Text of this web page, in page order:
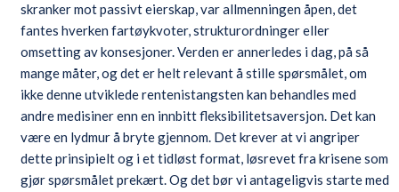
skranker mot passivt eierskap, var allmenningen åpen, det
fantes hverken fartøykvoter, strukturordninger eller
omsetting av konsesjoner. Verden er annerledes i dag, på så
mange måter, og det er helt relevant å stille spørsmålet, om
ikke denne utviklede rentenistangsten kan behandles med
andre medisiner enn en innbitt fleksibilitetsaversjon. Det kan
være en lydmur å bryte gjennom. Det krever at vi angriper
dette prinsipielt og i et tidløst format, løsrevet fra krisene som
gjør spørsmålet prekært. Og det bør vi antageligvis starte med